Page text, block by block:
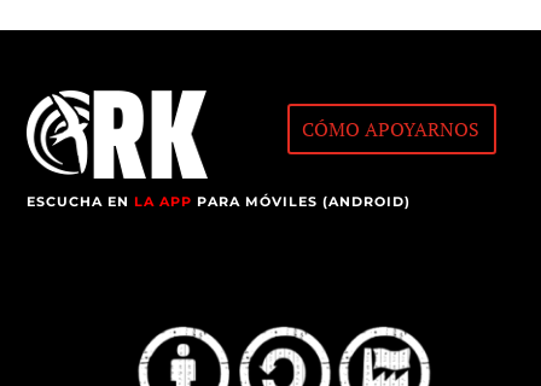
CÓMO APOYARNOS
ESCUCHA ENLA APP PARA MÓVILES (ANDROID)